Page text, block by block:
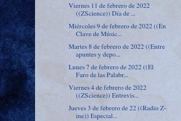
Viernes 11 de febrero de 2022
((ZScience)) Día de ...
Miércoles 9 de febrero de 2022 ((En
Clave de Músic...
Martes 8 de febrero de 2022 ((Entre
apuntes y depo...
Lunes 7 de febrero de 2022 ((El
Faro de las Palabr...
Viernes 4 de febrero de 2022
((ZScience)) Entrevis...
Jueves 3 de febrero de 22 ((Radio Z-
ine)) Especial...